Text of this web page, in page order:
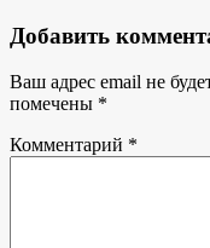
Добавить
Ваш адрес email не
помечены *
Комментарий *